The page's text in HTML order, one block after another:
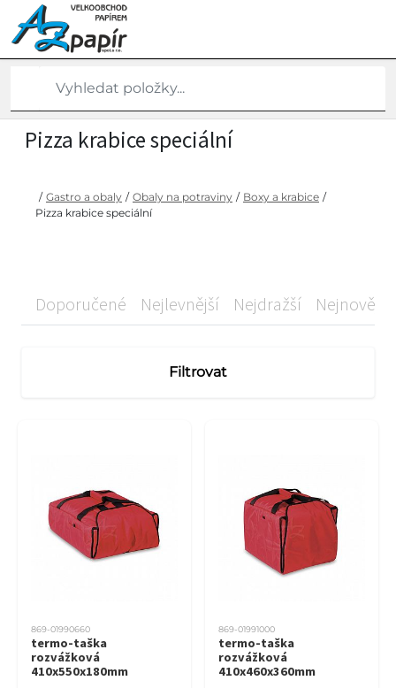
Pizza krabice speciální
/ Gastro a obaly / Obaly na potraviny / Boxy a krabice /
Pizza krabice speciální
Doporučené Nejlevnější Nejdražší Nejnovější
Filtrovat
869-01990660
termo-taška
rozvážková
410x550x180mm
869-01991000
termo-taška
rozvážková
410x460x360mm